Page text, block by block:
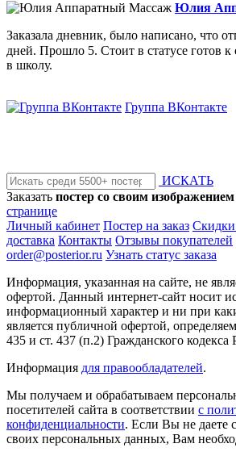
Юлия
Заказала дневник, было написано, что
дней. Прошло 5. Стоит в статусе готов
в школу.
Группа ВКонтакте
ИСКАТЬ
Заказать постер со своим изображением
странице
Личный кабинет Постер на заказ
доставка Контакты Отзывы покупателей
order@posterior.ru Узнать статус заказа
Информация, указанная на сайте, не
офертой. Данный интернет-сайт носит
информационный характер и ни при
является публичной офертой,
435 и ст. 437 (п.2) Гражданского кодекса
Информация для правообладателей.
Мы получаем и обрабатываем
посетителей сайта в соответствии с
конфиденциальности. Если Вы не даете
своих персональных данных, Вам